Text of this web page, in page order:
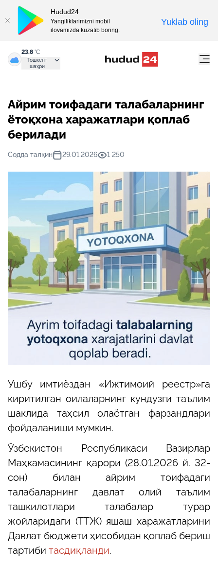
23.8 °C
Тошкент
шаҳри
Айрим тоифадаги талабаларнинг
ётоқхона харажатлари қоплаб
берилади
Содда талқин 29.01.2026 1 250
Ушбу имтиёздан «Ижтимоий реестр»га
киритилган оилаларнинг кундузги таълим
шаклида таҳсил олаётган фарзандлари
фойдаланиши мумкин.
Ўзбекистон Республикаси Вазирлар
Маҳкамасининг қарори (28.01.2026 й. 32-
сон) билан айрим тоифадаги
талабаларнинг давлат олий таълим
ташкилотлари талабалар турар
жойларидаги (ТТЖ) яшаш харажатларини
Давлат бюджети ҳисобидан қоплаб бериш
тартиби тасдиқланди.
Hudud24
Yangiliklarimizni mobil
ilovamizda kuzatib boring.
Yuklab oling